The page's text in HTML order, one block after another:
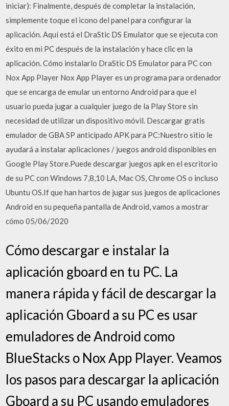
iniciar): Finalmente, después de completar la instalación,
simplemente toque el icono del panel para configurar la
aplicación. Aquí está el DraStic DS Emulator que se ejecuta con
éxito en mi PC después de la instalación y hace clic en la
aplicación. Cómo instalarlo DraStic DS Emulator para PC con
Nox App Player Nox App Player es un programa para ordenador
que se encarga de emular un entorno Android para que el
usuario pueda jugar a cualquier juego de la Play Store sin
necesidad de utilizar un dispositivo móvil. Descargar gratis
emulador de GBA SP anticipado APK para PC:Nuestro sitio le
ayudará a instalar aplicaciones / juegos android disponibles en
Google Play Store.Puede descargar juegos apk en el escritorio
de su PC con Windows 7,8,10 LA, Mac OS, Chrome OS o incluso
Ubuntu OS.If que han hartos de jugar sus juegos de aplicaciones
Android en su pequeña pantalla de Android, vamos a mostrar
cómo 05/06/2020
Cómo descargar e instalar la
aplicación gboard en tu PC. La
manera rápida y fácil de descargar la
aplicación Gboard a su PC es usar
emuladores de Android como
BlueStacks o Nox App Player. Veamos
los pasos para descargar la aplicación
Gboard a su PC usando emuladores